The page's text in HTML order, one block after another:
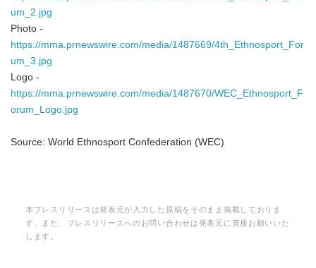
um_2.jpg
Photo -
https://mma.prnewswire.com/media/1487669/4th_Ethnosport_For
um_3.jpg
Logo -
https://mma.prnewswire.com/media/1487670/WEC_Ethnosport_F
orum_Logo.jpg
Source: World Ethnosport Confederation (WEC)
本プレスリリースは発表元が入力した原稿をそのまま掲載しておりま
す。また、プレスリリースへのお問い合わせは発表元に直接お願いいた
します。